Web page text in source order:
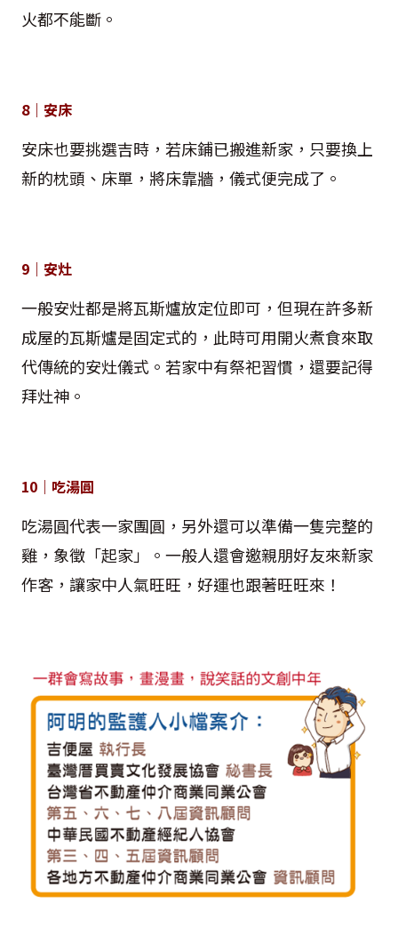
火都不能斷。
8｜安床
安床也要挑選吉時，若床鋪已搬進新家，只要換上
新的枕頭、床單，將床靠牆，儀式便完成了。
9｜安灶
一般安灶都是將瓦斯爐放定位即可，但現在許多新
成屋的瓦斯爐是固定式的，此時可用開火煮食來取
代傳統的安灶儀式。若家中有祭祀習慣，還要記得
拜灶神。
10｜吃湯圓
吃湯圓代表一家團圓，另外還可以準備一隻完整的
雞，象徵「起家」。一般人還會邀親朋好友來新家
作客，讓家中人氣旺旺，好運也跟著旺旺來！